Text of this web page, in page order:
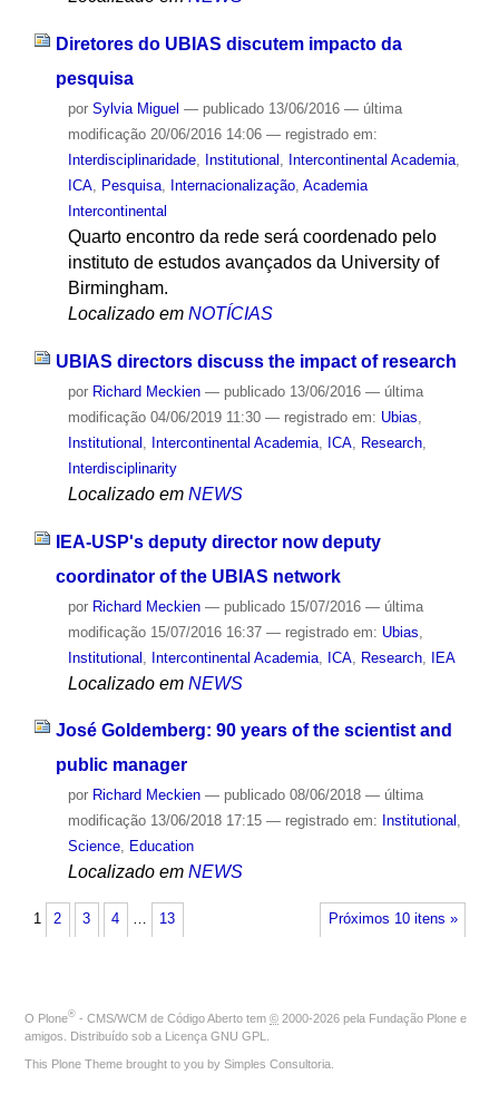
Diretores do UBIAS discutem impacto da
pesquisa
por Sylvia Miguel — publicado13/06/2016 — última
modificação20/06/2016 14:06 — registrado em:
Interdisciplinaridade, Institutional , Intercontinental Academia,
ICA, Pesquisa, Internacionalização, Academia
Intercontinental
Quarto encontro da rede será coordenado pelo
instituto de estudos avançados da University of
Birmingham.
Localizado em NOTÍCIAS
UBIAS directors discuss the impact of research
por Richard Meckien — publicado13/06/2016 — última
modificação04/06/2019 11:30 — registrado em: Ubias
Institutional
Intercontinental Academia, ICA, Research,
Interdisciplinarity
Localizado em NEWS
IEA-USP's deputy director now deputy
coordinator of the UBIAS network
por Richard Meckien — publicado15/07/2016 — última
modificação15/07/2016 16:37 — registrado em: Ubias
Institutional
Intercontinental Academia, ICA, Research, IEA
Localizado em NEWS
José Goldemberg: 90 years of the scientist and
public manager
por Richard Meckien — publicado08/06/2018 — última
modificação13/06/2018 17:15 — registrado em: Institutional ,
Science, Education
Localizado em NEWS
Próximos 10 itens »
1 2 3 4 … 13
O Plone® - CMS/WCM de Código Aberto tem © 2000-2026 pela Fundação Plone e
amigos. Distribuído sob a Licença GNU GPL
This Plone Theme brought to you by Simples Consultoria